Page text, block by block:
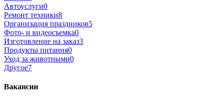
Автоуслуги0
Ремонт техники8
Организация праздников5
Фото- и видеосъемка0
Изготовление на заказ3
Продукты питания0
Уход за животными0
Другое7
Вакансии